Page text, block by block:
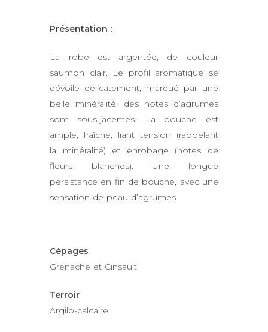
Présentation :
La robe est argentée, de couleur
saumon clair. Le profil aromatique se
dévoile délicatement, marqué par une
belle minéralité, des notes d’agrumes
sont sous-jacentes. La bouche est
ample, fraîche, liant tension (rappelant
la minéralité) et enrobage (notes de
fleurs blanches). Une longue
persistance en fin de bouche, avec une
sensation de peau d’agrumes.
Cépages
Grenache et Cinsault
Terroir
Argilo-calcaire